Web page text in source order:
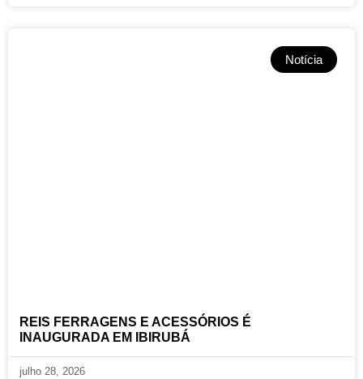
Notícia
REIS FERRAGENS E ACESSÓRIOS É
INAUGURADA EM IBIRUBÁ
julho 28, 2026